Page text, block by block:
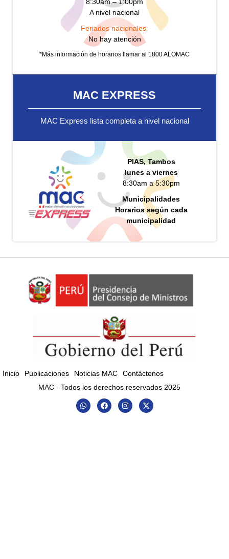
8:30am – 1:00pm
A nivel nacional
Feriados nacionales:
No hay atención
*Más información de horarios llamar al 1800 ALOMAC
MAC EXPRESS
MAC Express lista completa a nivel nacional
PIAS, Tambos
lunes a viernes
8:30am a 5:30pm
Municipalidades
Horarios según cada
municipalidad
Inicio Publicaciones Noticias MAC
Contáctenos
MAC - Todos los derechos reservados 2025